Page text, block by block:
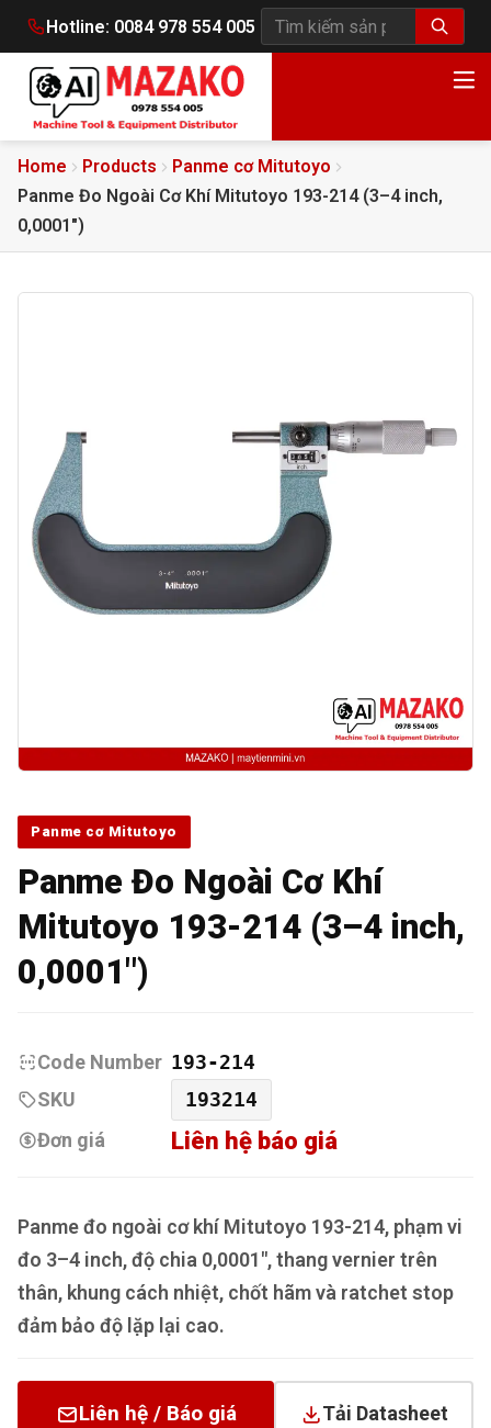
Hotline: 0084 978 554 005
Tìm kiếm sản phẩm
Home Products
Panme cơ Mitutoyo
Panme Đo Ngoài Cơ Khí Mitutoyo 193-214 (3–4 inch,
0,0001″)
Panme cơ Mitutoyo
Panme Đo Ngoài Cơ Khí
Mitutoyo 193-214 (3–4 inch,
0,0001″)
Code Number 193-214
SKU
193214
Đơn giá
Liên hệ báo giá
Panme đo ngoài cơ khí Mitutoyo 193-214, phạm vi
đo 3–4 inch, độ chia 0,0001", thang vernier trên
thân, khung cách nhiệt, chốt hãm và ratchet stop
đảm bảo độ lặp lại cao.
Liên hệ / Báo giá Tải Datasheet